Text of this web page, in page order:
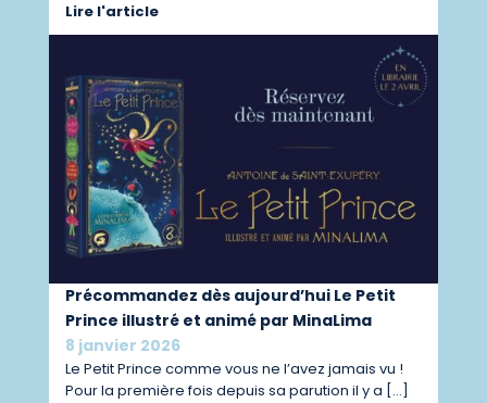
Lire l'article
Précommandez dès aujourd’hui Le Petit
Prince illustré et animé par MinaLima
8 janvier 2026
Le Petit Prince comme vous ne l’avez jamais vu !
Pour la première fois depuis sa parution il y a […]